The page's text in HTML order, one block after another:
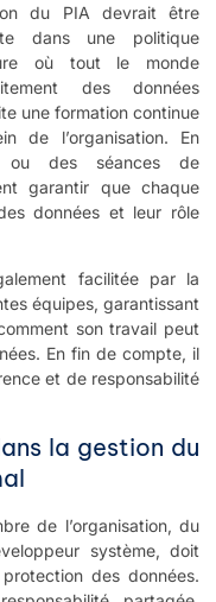
du PIA devrait être
dans une politique
où tout le monde
des données
une formation continue
de l’organisation. En
ou des séances de
garantir que chaque
données et leur rôle
facilitée par la
équipes, garantissant
son travail peut
En fin de compte, il
et de responsabilité
la gestion du
de l’organisation, du
système, doit
des données.